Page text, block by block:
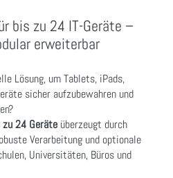
bis zu 24 IT-Geräte –
erweiterbar
Lösung, um Tablets, iPads,
sicher aufzubewahren und
24 Geräte überzeugt durch
Verarbeitung und optionale
Universitäten, Büros und